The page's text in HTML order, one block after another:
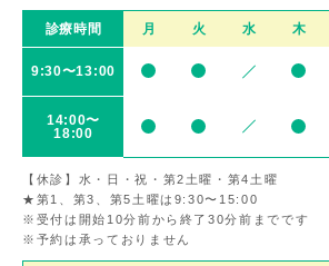
診療時間 月 火 水 木
9:30〜13:00
14:00〜
18:00
【休診】水・日・祝・第2土曜・第4土曜
★第1、第3、第5土曜は9:30〜15:00
※受付は開始10分前から終了30分前までです
※予約は承っておりません